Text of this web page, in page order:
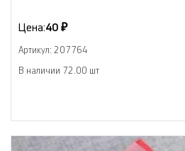
Цена:40 ₽
Артикул: 207764
В наличии 72.00 шт